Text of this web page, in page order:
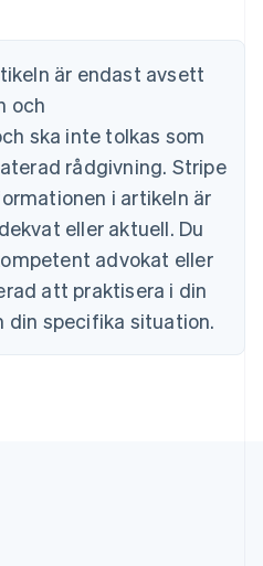
är endast avsett
och
ska inte tolkas som
rådgivning. Stripe
i artikeln är
eller aktuell. Du
advokat eller
att praktisera i din
din specifika situation.